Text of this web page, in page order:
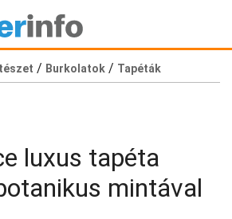
/ Burkolatok / Tapéták
luxus tapéta
mintával